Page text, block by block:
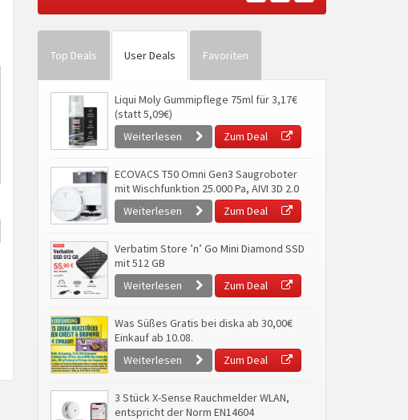
Top Deals User Deals Favoriten
Liqui Moly Gummipflege 75ml für 3,17€
(statt 5,09€)
Weiterlesen
Zum Deal
ECOVACS T50 Omni Gen3 Saugroboter
mit Wischfunktion 25.000 Pa, AIVI 3D 2.0
Weiterlesen
Zum Deal
Verbatim Store ’n’ Go Mini Diamond SSD
mit 512 GB
Weiterlesen
Zum Deal
Was Süßes Gratis bei diska ab 30,00€
Einkauf ab 10.08.
Weiterlesen
Zum Deal
3 Stück X-Sense Rauchmelder WLAN,
entspricht der Norm EN14604